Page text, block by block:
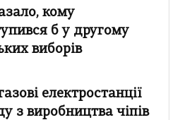
кому
б у другому
виборів
електростанції
з виробництва чіпів